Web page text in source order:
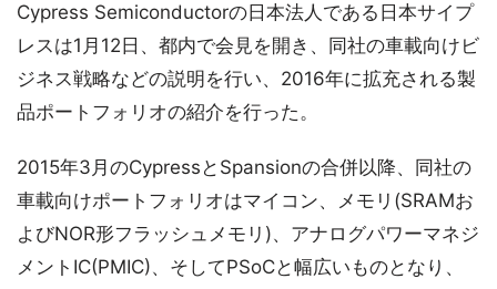
Cypress Semiconductorの日本法人である日本サイプ
レスは1月12日、都内で会見を開き、同社の車載向けビ
ジネス戦略などの説明を行い、2016年に拡充される製
品ポートフォリオの紹介を行った。
2015年3月のCypressとSpansionの合併以降、同社の
車載向けポートフォリオはマイコン、メモリ(SRAMお
よびNOR形フラッシュメモリ)、アナログパワーマネジ
メントIC(PMIC)、そしてPSoCと幅広いものとなり、